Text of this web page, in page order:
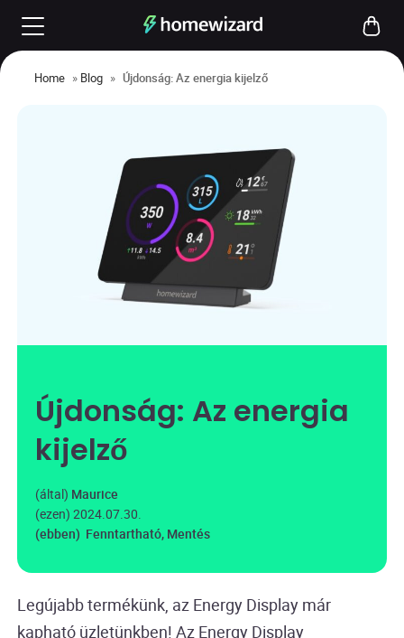
Home » Blog » Újdonság: Az energia kijelző
Újdonság: Az energia
kijelző
(által) Maurice
(ezen) 2024.07.30.
(ebben) Fenntartható, Mentés
Legújabb termékünk, az Energy Display már
kapható üzletünkben! Az Energy Display